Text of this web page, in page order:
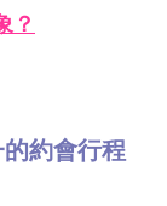
？
約會行程